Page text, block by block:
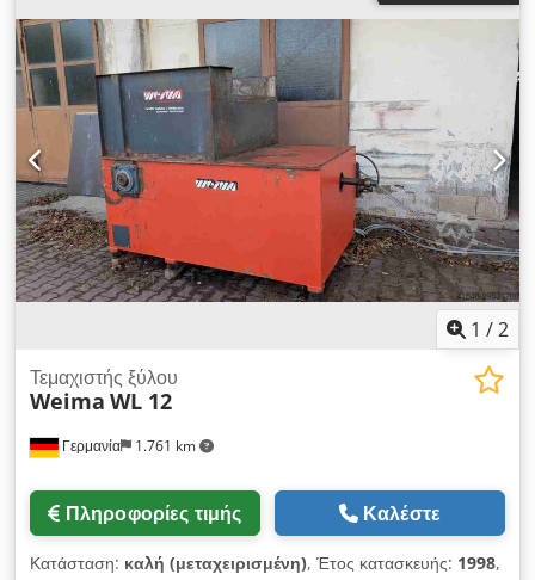
κυλινδροδρόμων σε μήκη από 2 έως 6 μέτρα. Η ράγα κύλισης
είναι κατασκευασμένη από ορθογώνιο σωλήνα 60 x 30 x 3. Η
χαλύβδινη μεζούρα είναι αυτοκόλλητη. Ο μεγεθυντικός φακός
με 6x μεγέθυνση διευκολύνει την ακριβή ρύθμιση του
επιθυμητού μήκους. Προσοχή: Αφορά μόνο το σύστημα στοπ
χωρίς κυλινδροδρόμο!
1 /2
Γερμανία 1.761 km
Τεμαχιστής ξύλου
Weima WL 12
Πληροφορίες τιμής Καλέστε
Κατάσταση: καλή (μεταχειρισμένη), Έτος κατασκευής: 1998,